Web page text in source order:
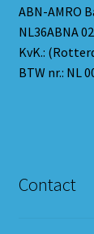
ABN-AMRO
NL36ABNA
KvK.:
BTW nr.: NL
Contact